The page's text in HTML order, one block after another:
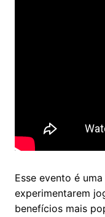
Esse evento é
experimentarem
benefícios mais